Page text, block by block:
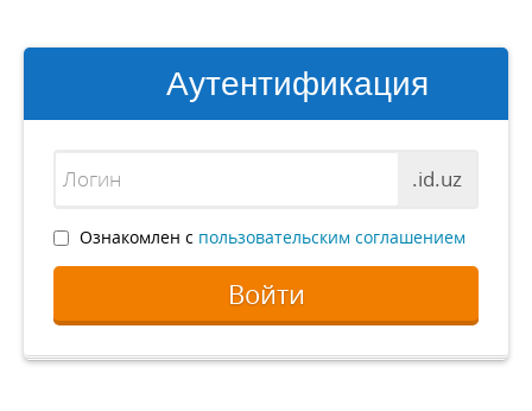
Аутентификация
.id.uz
Ознакомлен с пользовательским соглашением
Войти